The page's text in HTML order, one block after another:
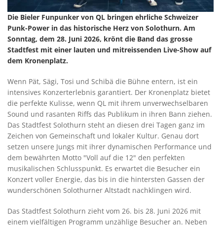
Die Bieler Funpunker von QL bringen ehrliche Schweizer
Punk-Power in das historische Herz von Solothurn. Am
Sonntag, dem 28. Juni 2026, krönt die Band das grosse
Stadtfest mit einer lauten und mitreissenden Live-Show auf
dem Kronenplatz.
Wenn Pät, Sägi, Tosi und Schibä die Bühne entern, ist ein
intensives Konzerterlebnis garantiert. Der Kronenplatz bietet
die perfekte Kulisse, wenn QL mit ihrem unverwechselbaren
Sound und rasanten Riffs das Publikum in ihren Bann ziehen.
Das Stadtfest Solothurn steht an diesen drei Tagen ganz im
Zeichen von Gemeinschaft und lokaler Kultur. Genau dort
setzen unsere Jungs mit ihrer dynamischen Performance und
dem bewährten Motto "Voll auf die 12" den perfekten
musikalischen Schlusspunkt. Es erwartet die Besucher ein
Konzert voller Energie, das bis in die hintersten Gassen der
wunderschönen Solothurner Altstadt nachklingen wird.
Das Stadtfest Solothurn zieht vom 26. bis 28. Juni 2026 mit
einem vielfältigen Programm unzählige Besucher an. Neben